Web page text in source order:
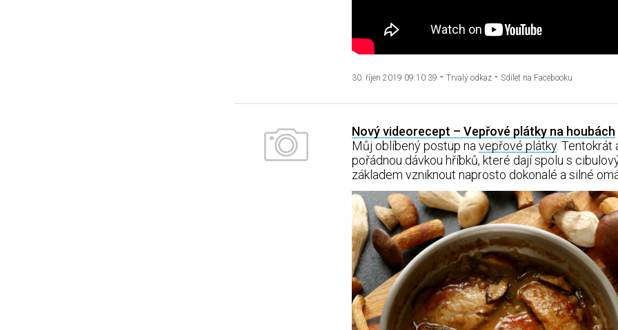
30. říjen 2019 09:10:39 - Trvalý odkaz- Sdílet na Facebooku
Nový videorecept – Vepřové plátky na houbách
Můj oblíbený postup na vepřové plátky. Tentokrát
pořádnou dávkou hříbků, které dají spolu s
základem vzniknout naprosto dokonalé a silné